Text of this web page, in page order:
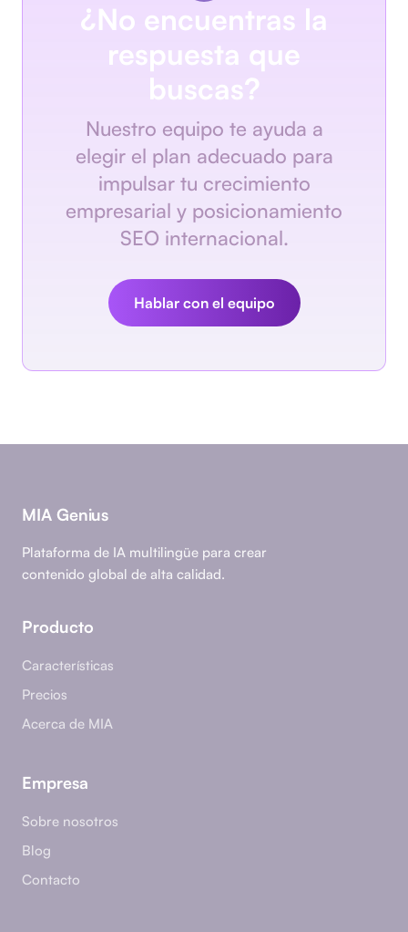
¿No encuentras la
respuesta que
buscas?
Nuestro equipo te ayuda a
elegir el plan adecuado para
impulsar tu crecimiento
empresarial y posicionamiento
SEO internacional.
Hablar con el equipo
MIA Genius
Plataforma de IA multilingüe para crear
contenido global de alta calidad.
Producto
Características
Precios
Acerca de MIA
Empresa
Sobre nosotros
Blog
Contacto